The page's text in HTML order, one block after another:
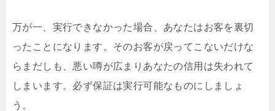
万が一、実行できなかった場合、あなたはお客を裏切
ったことになります。そのお客が戻ってこないだけな
らまだしも、悪い噂が広まりあなたの信用は失われて
しまいます。必ず保証は実行可能なものにしましょ
う。